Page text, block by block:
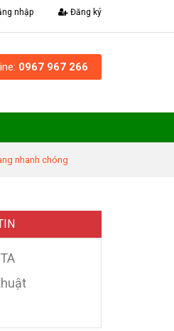
nhập Đăng ký
0967 967 266
nhanh chóng